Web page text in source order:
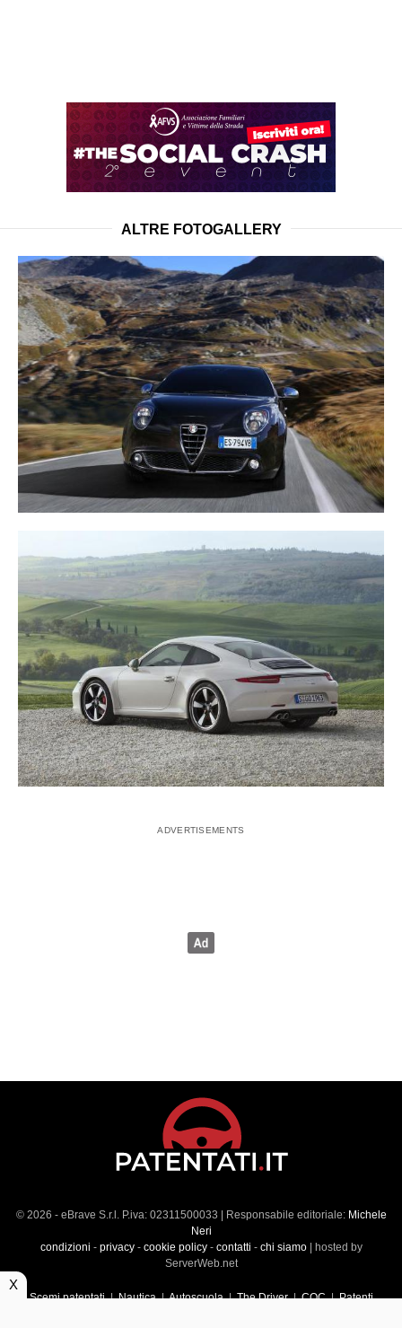
ALTRE FOTOGALLERY
© 2026 - eBrave S.r.l. P.iva: 02311500033 | Responsabile editoriale: Michele
Neri
condizioni - privacy- cookie policy- contatti - chi siamo| hosted by
ServerWeb.net
Scemi patentati|Nautica|Autoscuola|The Driver|CQC|Patenti
X